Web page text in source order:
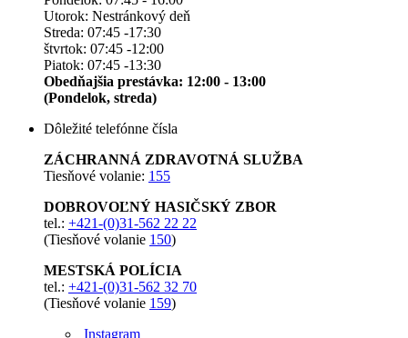
Utorok: Nestránkový deň
Streda: 07:45 -17:30
štvrtok: 07:45 -12:00
Piatok: 07:45 -13:30
Obedňajšia prestávka: 12:00 - 13:00
(Pondelok, streda)
Dôležité telefónne čísla
ZÁCHRANNÁ ZDRAVOTNÁ SLUŽBA
Tiesňové volanie: 155
DOBROVOĽNÝ HASIČSKÝ ZBOR
tel.: +421-(0)31-562 22 22
(Tiesňové volanie 150)
MESTSKÁ POLÍCIA
tel.: +421-(0)31-562 32 70
(Tiesňové volanie 159)
Instagram